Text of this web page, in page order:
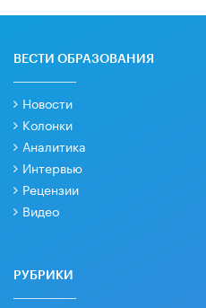
ВЕСТИ ОБРАЗОВАНИЯ
Новости
Колонки
Аналитика
Интервью
Рецензии
Видео
РУБРИКИ